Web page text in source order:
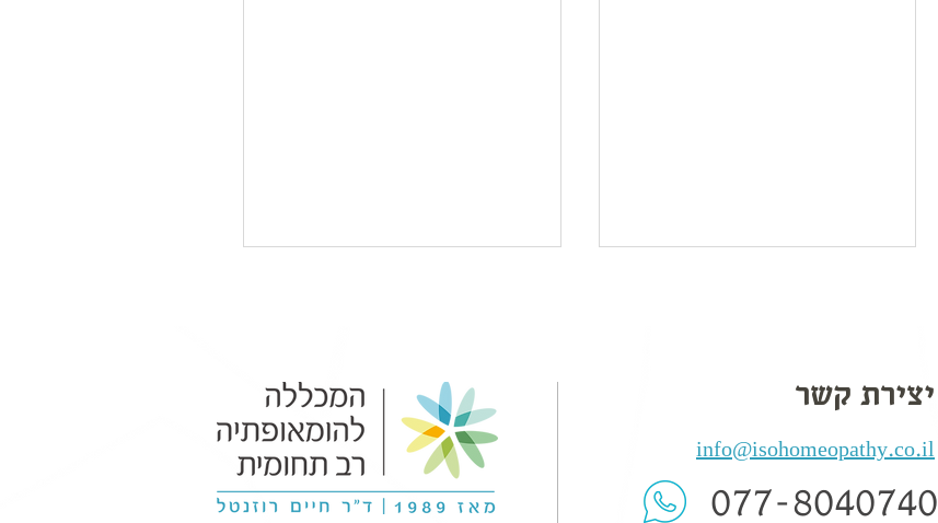
מזון מעובד ואולטרה-מעובד:
מה מסתתר לנו בצלחת?
פיטוכימיקלים ותבלינים -
כשהמטבח הופך למעבדה
ביוכימית של בריאות
יצירת קשר
077-8040740
info@isohomeopathy.co.il